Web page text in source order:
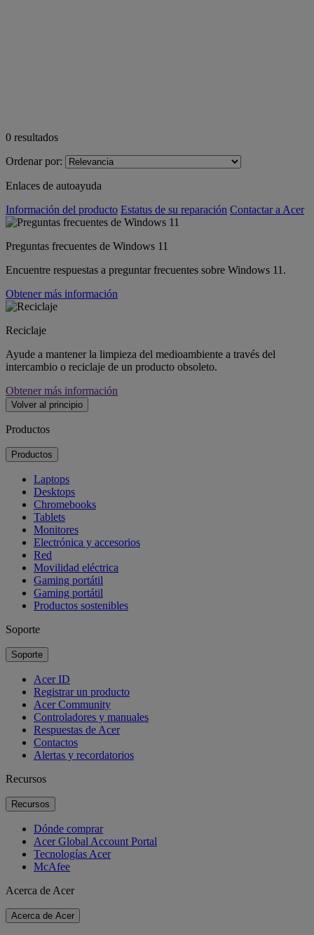
0 resultados
Ordenar por:
Enlaces de autoayuda
Información del producto Estatus de su reparación Contactar a Acer
Preguntas frecuentes de Windows 11
Encuentre respuestas a preguntar frecuentes sobre Windows 11.
Obtener más información
Reciclaje
Ayude a mantener la limpieza del medioambiente a través del
intercambio o reciclaje de un producto obsoleto.
Obtener más información
Volver al principio
Productos
Productos
Laptops
Desktops
Chromebooks
Tablets
Monitores
Electrónica y accesorios
Red
Movilidad eléctrica
Gaming portátil
Gaming portátil
Productos sostenibles
Soporte
Soporte
Acer ID
Registrar un producto
Acer Community
Controladores y manuales
Respuestas de Acer
Contactos
Alertas y recordatorios
Recursos
Recursos
Dónde comprar
Acer Global Account Portal
Tecnologías Acer
McAfee
Acerca de Acer
Acerca de Acer